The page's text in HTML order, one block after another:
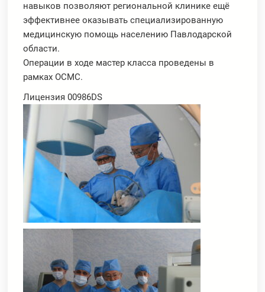
навыков позволяют региональной клинике ещё
эффективнее оказывать специализированную
медицинскую помощь населению Павлодарской
области.
Операции в ходе мастер класса проведены в
рамках ОСМС.
Лицензия 00986DS